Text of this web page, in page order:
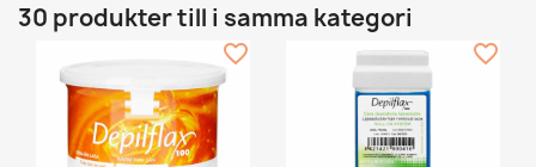
30 produkter till i samma kategori
favorite_border favorite_border